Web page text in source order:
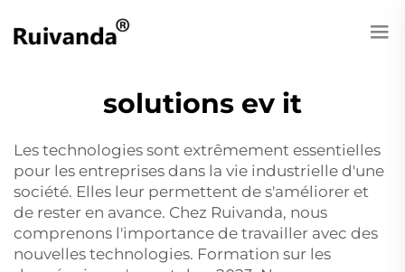
solutions ev it
Les technologies sont extrêmement essentielles
pour les entreprises dans la vie industrielle d'une
société. Elles leur permettent de s'améliorer et
de rester en avance. Chez Ruivanda, nous
comprenons l'importance de travailler avec des
nouvelles technologies. Formation sur les